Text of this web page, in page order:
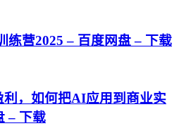
练营2025 – 百度网盘 – 下载
利，如何把AI应用到商业实
– 下载